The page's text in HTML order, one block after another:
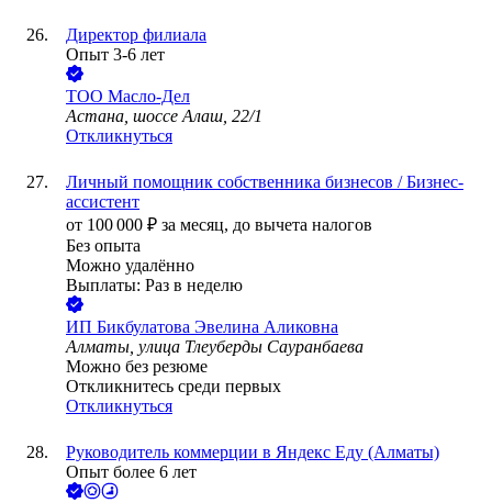
Директор филиала
Опыт 3-6 лет
ТОО Масло-Дел
Астана, шоссе Алаш, 22/1
Откликнуться
Личный помощник собственника бизнесов / Бизнес-
ассистент
от 100 000 ₽ за месяц, до вычета налогов
Без опыта
Можно удалённо
Выплаты: Раз в неделю
ИП Бикбулатова Эвелина Аликовна
Алматы, улица Тлеуберды Сауранбаева
Можно без резюме
Откликнитесь среди первых
Откликнуться
Руководитель коммерции в Яндекс Еду (Алматы)
Опыт более 6 лет